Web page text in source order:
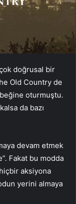
doğrusal bir
Old Country de
oturmuştu.
da bazı
devam etmek
Fakat bu modda
aksiyona
yerini almaya